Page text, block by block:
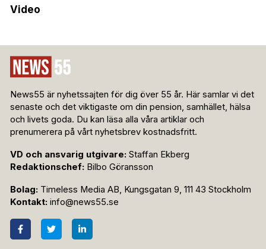
Video
News55 är nyhetssajten för dig över 55 år. Här samlar vi det
senaste och det viktigaste om din pension, samhället, hälsa
och livets goda. Du kan läsa alla våra artiklar och
prenumerera på vårt nyhetsbrev kostnadsfritt.
VD och ansvarig utgivare: Staffan Ekberg
Redaktionschef: Bilbo Göransson
Bolag: Timeless Media AB, Kungsgatan 9, 111 43 Stockholm
Kontakt: info@news55.se